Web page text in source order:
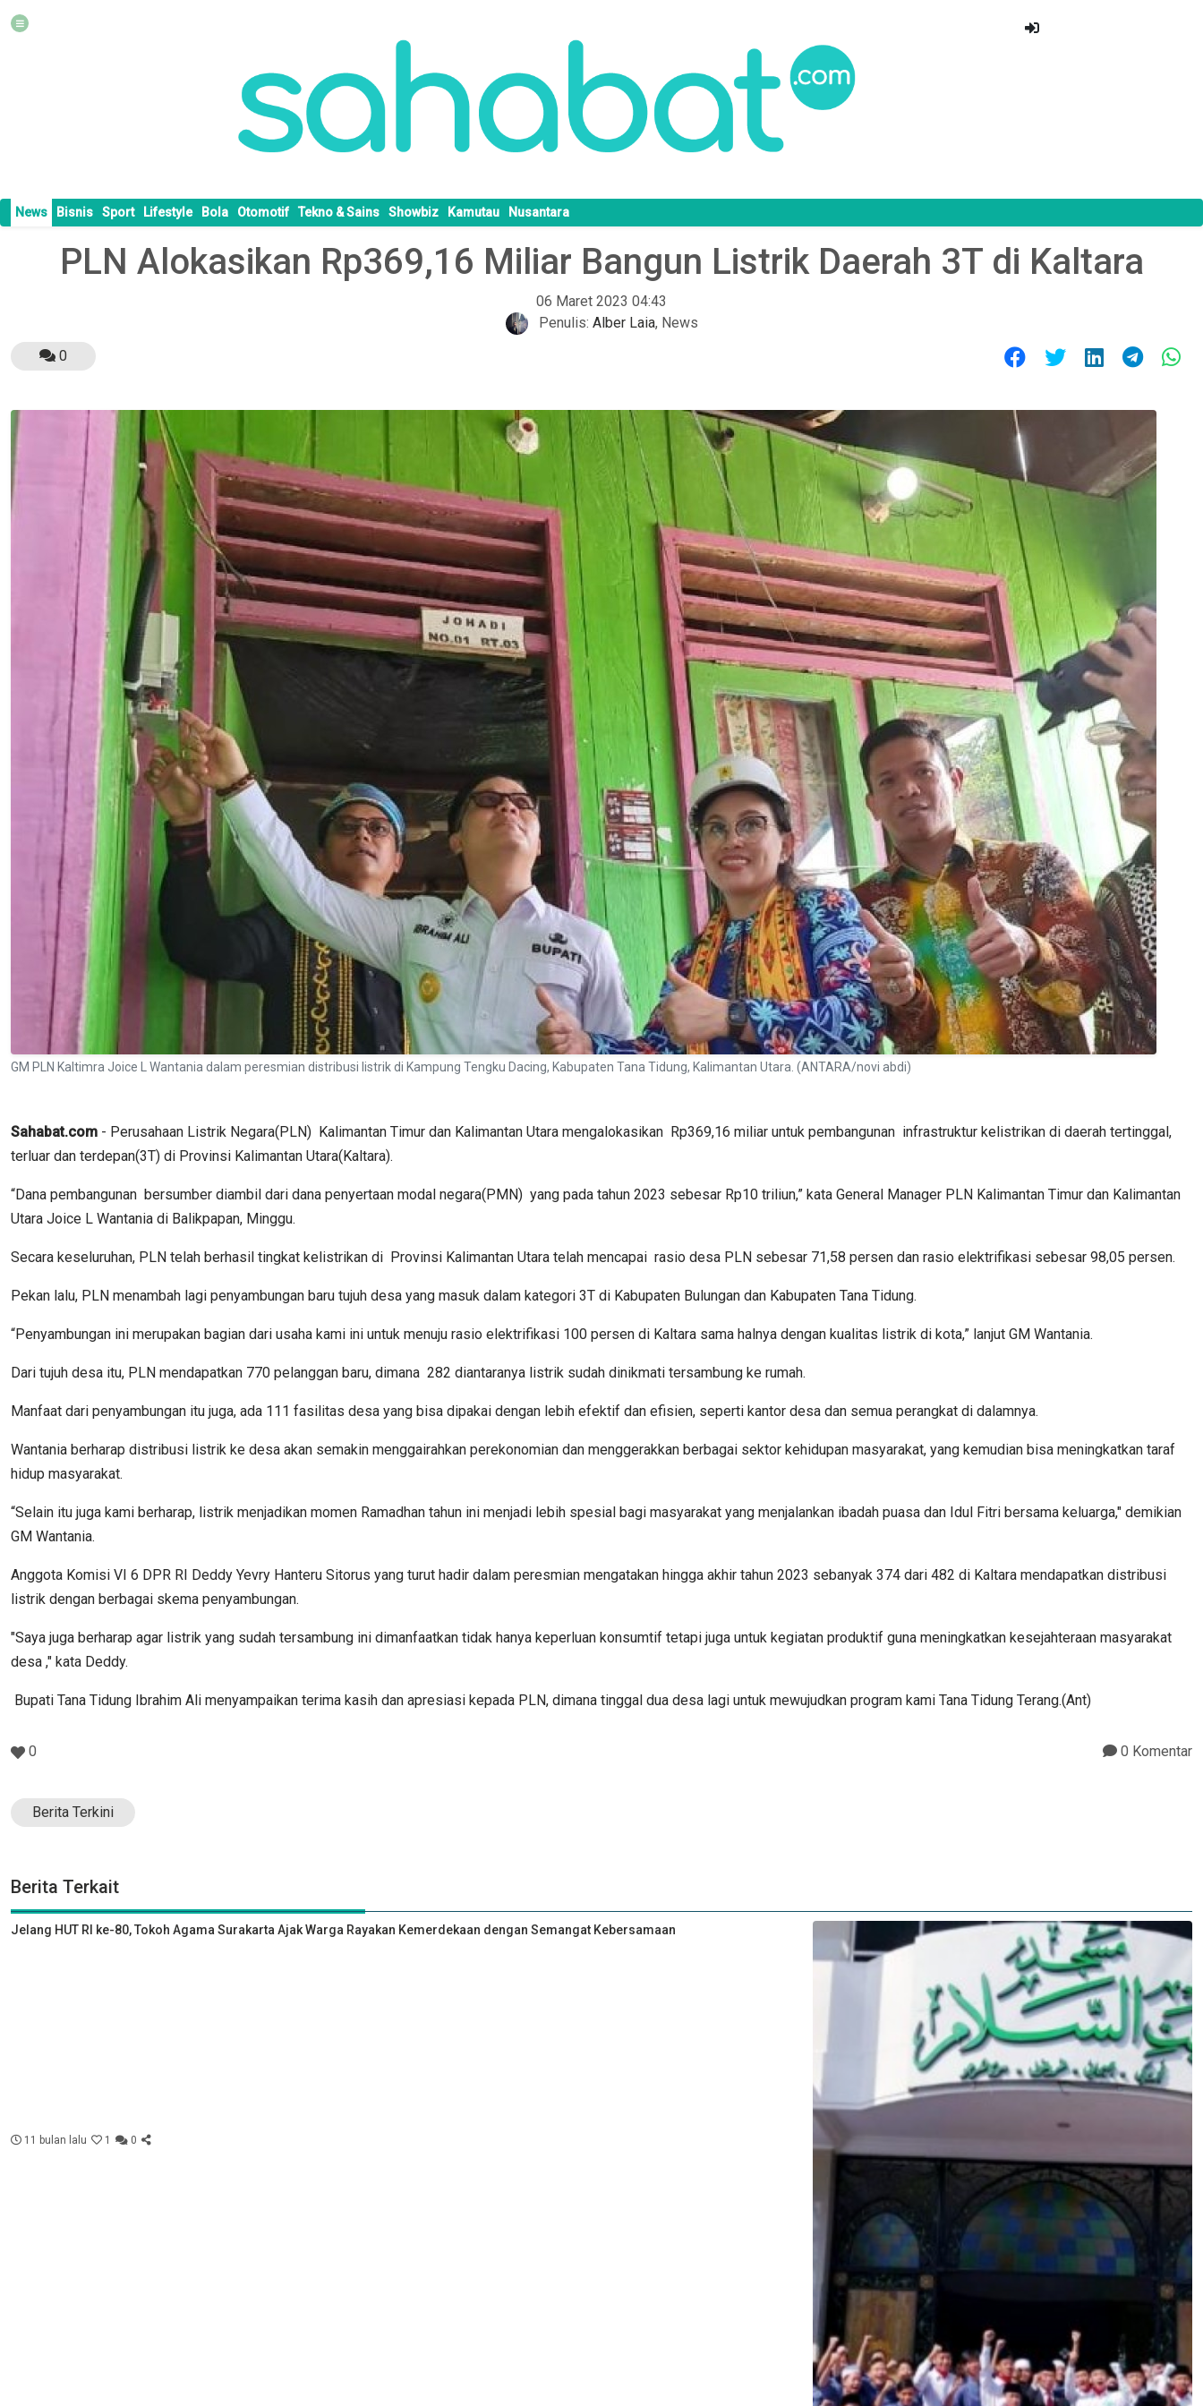
News Bisnis Sport Lifestyle Bola Otomotif Tekno & Sains Showbiz Kamutau Nusantara
PLN Alokasikan Rp369,16 Miliar Bangun Listrik Daerah 3T di Kaltara
06 Maret 2023 04:43
Penulis: Alber Laia, News
0
GM PLN Kaltimra Joice L Wantania dalam peresmian distribusi listrik di Kampung Tengku Dacing, Kabupaten Tana Tidung, Kalimantan Utara. (ANTARA/novi abdi)
Sahabat.com - Perusahaan Listrik Negara(PLN) Kalimantan Timur dan Kalimantan Utara mengalokasikan Rp369,16 miliar untuk pembangunan infrastruktur kelistrikan di daerah tertinggal,
terluar dan terdepan(3T) di Provinsi Kalimantan Utara(Kaltara).
“Dana pembangunan bersumber diambil dari dana penyertaan modal negara(PMN) yang pada tahun 2023 sebesar Rp10 triliun,” kata General Manager PLN Kalimantan Timur dan Kalimantan
Utara Joice L Wantania di Balikpapan, Minggu.
Secara keseluruhan, PLN telah berhasil tingkat kelistrikan di Provinsi Kalimantan Utara telah mencapai rasio desa PLN sebesar 71,58 persen dan rasio elektrifikasi sebesar 98,05 persen.
Pekan lalu, PLN menambah lagi penyambungan baru tujuh desa yang masuk dalam kategori 3T di Kabupaten Bulungan dan Kabupaten Tana Tidung.
“Penyambungan ini merupakan bagian dari usaha kami ini untuk menuju rasio elektrifikasi 100 persen di Kaltara sama halnya dengan kualitas listrik di kota,” lanjut GM Wantania.
Dari tujuh desa itu, PLN mendapatkan 770 pelanggan baru, dimana 282 diantaranya listrik sudah dinikmati tersambung ke rumah.
Manfaat dari penyambungan itu juga, ada 111 fasilitas desa yang bisa dipakai dengan lebih efektif dan efisien, seperti kantor desa dan semua perangkat di dalamnya.
Wantania berharap distribusi listrik ke desa akan semakin menggairahkan perekonomian dan menggerakkan berbagai sektor kehidupan masyarakat, yang kemudian bisa meningkatkan taraf
hidup masyarakat.
“Selain itu juga kami berharap, listrik menjadikan momen Ramadhan tahun ini menjadi lebih spesial bagi masyarakat yang menjalankan ibadah puasa dan Idul Fitri bersama keluarga," demikian
GM Wantania.
Anggota Komisi VI 6 DPR RI Deddy Yevry Hanteru Sitorus yang turut hadir dalam peresmian mengatakan hingga akhir tahun 2023 sebanyak 374 dari 482 di Kaltara mendapatkan distribusi
listrik dengan berbagai skema penyambungan.
"Saya juga berharap agar listrik yang sudah tersambung ini dimanfaatkan tidak hanya keperluan konsumtif tetapi juga untuk kegiatan produktif guna meningkatkan kesejahteraan masyarakat
desa ," kata Deddy.
Bupati Tana Tidung Ibrahim Ali menyampaikan terima kasih dan apresiasi kepada PLN, dimana tinggal dua desa lagi untuk mewujudkan program kami Tana Tidung Terang.(Ant)
0 0 Komentar
Berita Terkini
Berita Terkait
Jelang HUT RI ke-80, Tokoh Agama Surakarta Ajak Warga Rayakan Kemerdekaan dengan Semangat Kebersamaan
11 bulan lalu 1 0